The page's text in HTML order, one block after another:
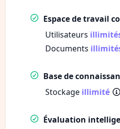
Espace de travail
Utilisateurs
Documents
Base de
Stockage illimité
Évaluation